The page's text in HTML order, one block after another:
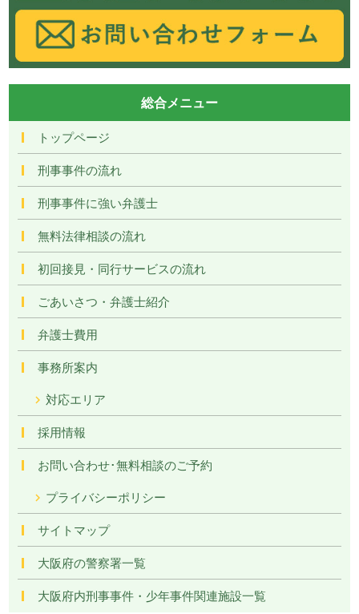
総合メニュー
トップページ
刑事事件の流れ
刑事事件に強い弁護士
無料法律相談の流れ
初回接見・同行サービスの流れ
ごあいさつ・弁護士紹介
弁護士費用
事務所案内
対応エリア
採用情報
お問い合わせ･無料相談のご予約
プライバシーポリシー
サイトマップ
大阪府の警察署一覧
大阪府内刑事事件・少年事件関連施設一覧